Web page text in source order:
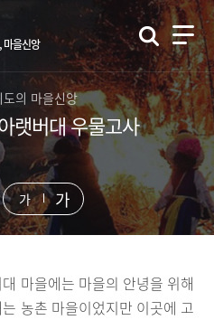
마을신앙
의 마을신앙
랫버대 우물고사
가 가
마을에는 마을의 안녕을 위해
농촌 마을이었지만 이곳에 고